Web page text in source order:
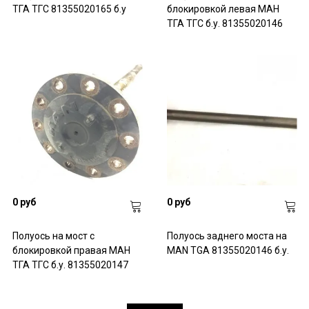
ТГА ТГС 81355020165 б.у
блокировкой левая МАН
ТГА ТГС б.у. 81355020146
0 руб
Полуось на мост с
блокировкой правая МАН
ТГА ТГС б.у. 81355020147
0 руб
Полуось заднего моста на
MAN TGA 81355020146 б.у.